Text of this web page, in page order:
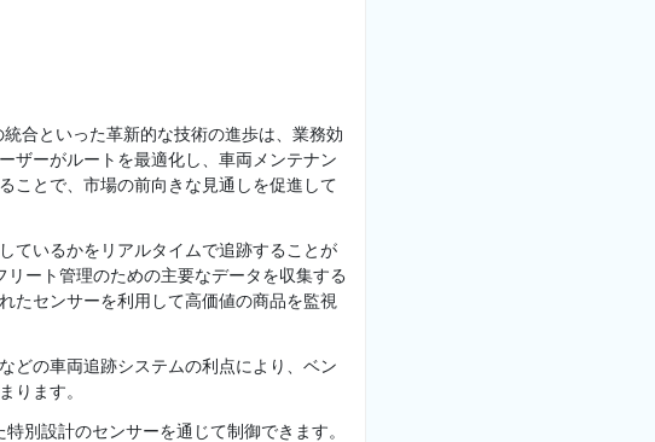
合といった革新的な技術の進歩は、業務効
ザーがルートを最適化し、車両メンテナン
ことで、市場の前向きな見通しを促進して
ているかをリアルタイムで追跡することが
ート管理のための主要なデータを収集する
たセンサーを利用して高価値の商品を監視
どの車両追跡システムの利点により、ベン
ります。
別設計のセンサーを通じて制御できます。